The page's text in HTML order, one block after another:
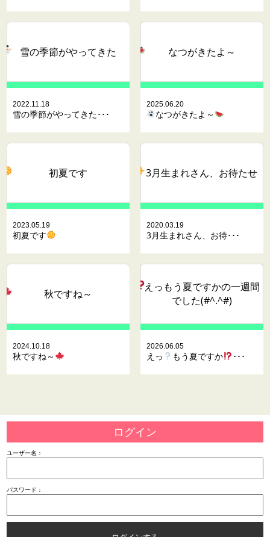
雪の季節がやってきた
2022.11.18
雪の季節がやってきた･･･
なつがきたよ～
2025.06.20
なつがきたよ～
初夏です
2023.05.19
初夏です
3月生まれさん、お待たせ
2020.03.19
3月生まれさん、お待･･･
秋ですね～
2024.10.18
秋ですね～
えっ もう夏ですかの一週間
でした(#^.^#)
2026.06.05
えっ もう夏ですか ･･･
ログイン
ユーザー名：
パスワード：